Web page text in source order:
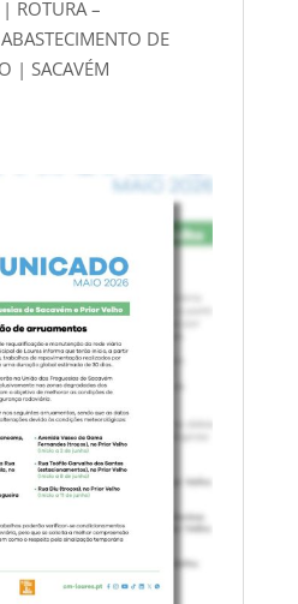
ROTURA –
DE
| SACAVÉM